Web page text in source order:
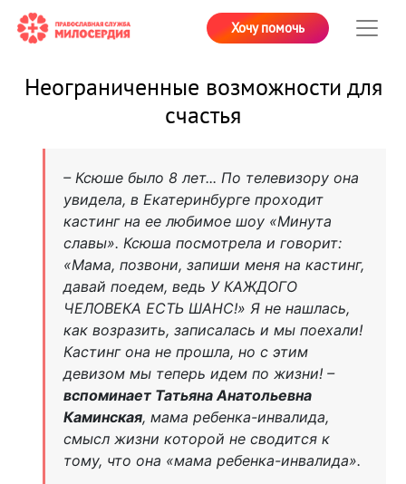
Хочу помочь
Неограниченные возможности для
счастья
– Ксюше было 8 лет... По телевизору она
увидела, в Екатеринбурге проходит
кастинг на ее любимое шоу «Минута
славы». Ксюша посмотрела и говорит:
«Мама, позвони, запиши меня на кастинг,
давай поедем, ведь У КАЖДОГО
ЧЕЛОВЕКА ЕСТЬ ШАНС!» Я не нашлась,
как возразить, записалась и мы поехали!
Кастинг она не прошла, но с этим
девизом мы теперь идем по жизни! –
вспоминает Татьяна Анатольевна
Каминская, мама ребенка-инвалида,
смысл жизни которой не сводится к
тому, что она «мама ребенка-инвалида».